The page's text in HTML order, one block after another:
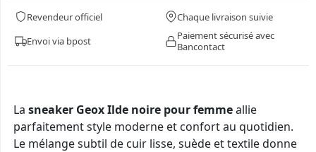
Revendeur officiel
Chaque livraison suivie
Envoi via bpost
Paiement sécurisé avec
Bancontact
La sneaker Geox Ilde noire pour femmeallie
parfaitement style moderne et confort au quotidien.
Le mélange subtil de cuir lisse, suède et textile donne